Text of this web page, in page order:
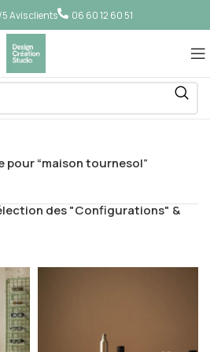
Avis clients 06 60 12 60 51
“maison tournesol”
des "Configurations" &